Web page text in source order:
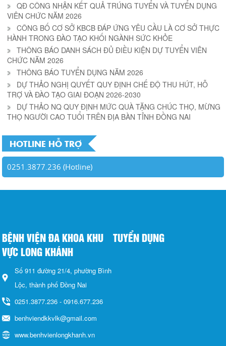
QĐ CÔNG NHẬN KẾT QUẢ TRÚNG TUYỂN VÀ TUYỂN DỤNG
VIÊN CHỨC NĂM 2026
CÔNG BỐ CƠ SỞ KBCB ĐÁP ỨNG YÊU CẦU LÀ CƠ SỞ THỰC
HÀNH TRONG ĐÀO TẠO KHỐI NGÀNH SỨC KHỎE
THÔNG BÁO DANH SÁCH ĐỦ ĐIỀU KIỆN DỰ TUYỂN VIÊN
CHỨC NĂM 2026
THÔNG BÁO TUYỂN DỤNG NĂM 2026
DỰ THẢO NGHỊ QUYẾT QUY ĐỊNH CHẾ ĐỘ THU HÚT, HỖ
TRỢ VÀ ĐÀO TẠO GIAI ĐOẠN 2026-2030
DỰ THẢO NQ QUY ĐỊNH MỨC QUÀ TẶNG CHÚC THỌ, MỪNG
THỌ NGƯỜI CAO TUỔI TRÊN ĐỊA BÀN TỈNH ĐỒNG NAI
HOTLINE HỖ TRỢ
0251.3877.236 (Hotline)
BỆNH VIỆN ĐA KHOA KHU
VỰC LONG KHÁNH
Số 911 đường 21/4, phường Bình
Lộc, thành phố Đồng Nai
0251.3877.236 - 0916.677.236
benhviendkkvlk@gmail.com
www.benhvienlongkhanh.vn
TUYỂN DỤNG